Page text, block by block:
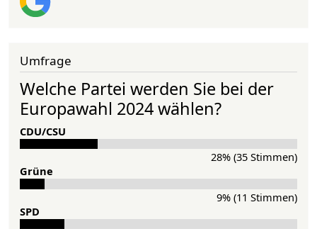
Umfrage
Welche Partei werden Sie bei der
Europawahl 2024 wählen?
CDU/CSU
28% (35 Stimmen)
Grü­ne
9% (11 Stimmen)
SPD